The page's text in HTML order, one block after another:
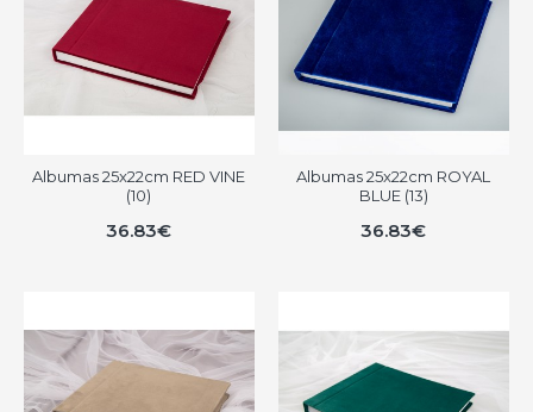
Albumas 25x22cm RED VINE
(10)
36.83€
Albumas 25x22cm ROYAL
BLUE (13)
36.83€